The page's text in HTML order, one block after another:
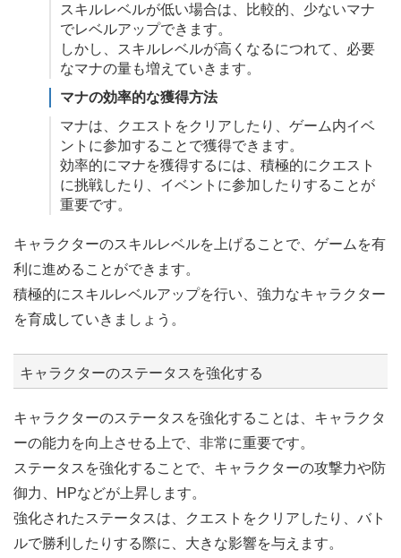
スキルレベルが低い場合は、比較的、少ないマナ
でレベルアップできます。
しかし、スキルレベルが高くなるにつれて、必要
なマナの量も増えていきます。
マナの効率的な獲得方法
マナは、クエストをクリアしたり、ゲーム内イベ
ントに参加することで獲得できます。
効率的にマナを獲得するには、積極的にクエスト
に挑戦したり、イベントに参加したりすることが
重要です。
キャラクターのスキルレベルを上げることで、ゲームを有
利に進めることができます。
積極的にスキルレベルアップを行い、強力なキャラクター
を育成していきましょう。
キャラクターのステータスを強化する
キャラクターのステータスを強化することは、キャラクタ
ーの能力を向上させる上で、非常に重要です。
ステータスを強化することで、キャラクターの攻撃力や防
御力、HPなどが上昇します。
強化されたステータスは、クエストをクリアしたり、バト
ルで勝利したりする際に、大きな影響を与えます。